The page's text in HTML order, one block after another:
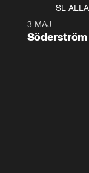
SE ALLA
3 MAJ